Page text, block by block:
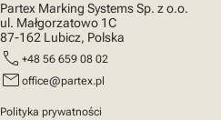
Partex Marking Systems Sp. z o.o.
ul. Małgorzatowo 1C
87-162 Lubicz, Polska
call +48 56 659 08 02
mail office@partex.pl
Polityka prywatności